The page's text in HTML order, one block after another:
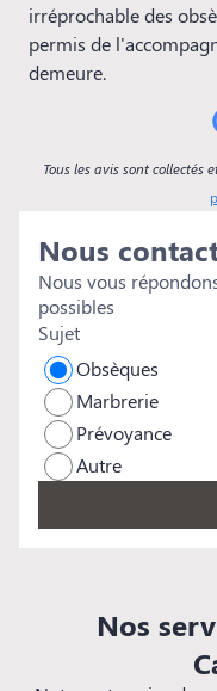
irréprochable des
permis de
demeure.
Tous les avis sont collectés
Nous
Nous vous
possibles
Sujet
Obsèques
Marbrerie
Prévoyance
Autre
Nos